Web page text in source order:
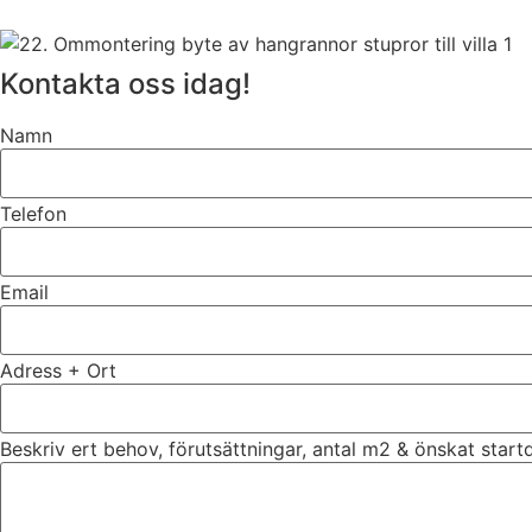
Kontakta oss idag!
Namn
Telefon
Email
Adress + Ort
Beskriv ert behov, förutsättningar, antal m2 & önskat